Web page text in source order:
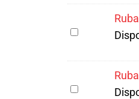
30
40
-
plastique
Ruban
de
Ruban